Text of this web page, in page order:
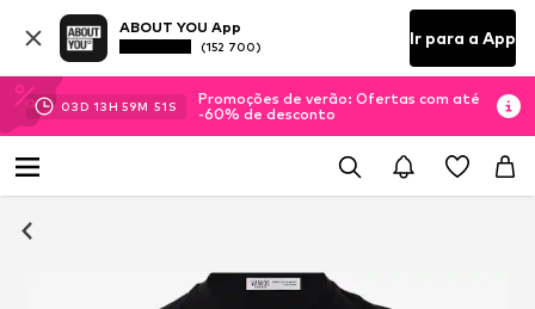
ABOUT YOU App
(152 700) Ir para a App
03D 13H 59M 50 S
Promoções de verão: Ofertas com até
-60% de desconto